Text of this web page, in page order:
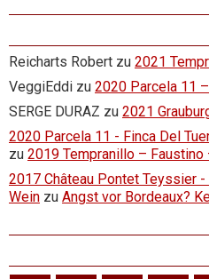
Reicharts Robert zu 2021
VeggiEddi zu 2020 Parcela 11
SERGE DURAZ zu 2021
2020 Parcela 11 - Finca Del
zu 2019 Tempranillo – Faustino
2017 Château Pontet Teyssier
Wein zu Angst vor Bordeaux?